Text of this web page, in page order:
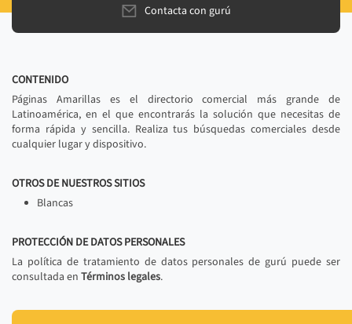
Contacta con gurú
CONTENIDO
Páginas Amarillas es el directorio comercial más grande de
Latinoamérica, en el que encontrarás la solución que necesitas de
forma rápida y sencilla. Realiza tus búsquedas comerciales desde
cualquier lugar y dispositivo.
OTROS DE NUESTROS SITIOS
Blancas
PROTECCIÓN DE DATOS PERSONALES
La política de tratamiento de datos personales de gurú puede ser
consultada en Términos legales.